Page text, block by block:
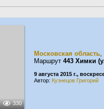
330
Московская область,
Маршрут 443 Химки
9 августа 2015 г.,
Автор: Кузнецов Григорий